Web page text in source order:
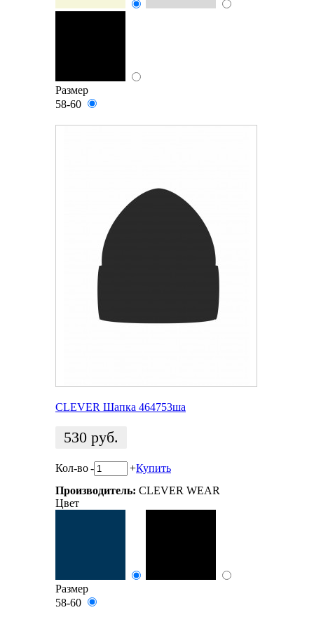
Размер
58-60
CLEVER Шапка 464753ша
530 руб.
Кол-во- +Купить
Производитель: CLEVER WEAR
Цвет
Размер
58-60